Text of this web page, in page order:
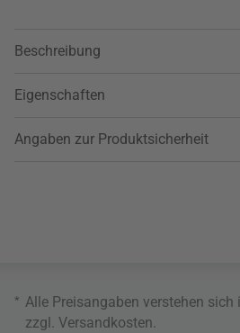
Beschreibung
Eigenschaften
Angaben zur Produktsicherheit
* Alle Preisangaben verstehen
zzgl. Versandkosten